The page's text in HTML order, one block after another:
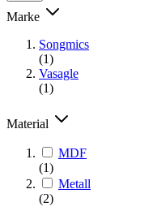
Marke
Songmics
(1)
Vasagle
(1)
Material
MDF
(1)
Metall
(2)